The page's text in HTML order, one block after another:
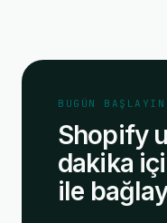
BUGÜN BAŞLAYIN
Shopify
dakika
ile